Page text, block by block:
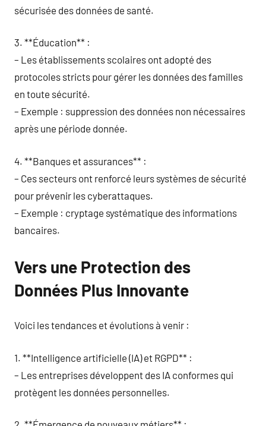
sécurisée des données de santé.
3. **Éducation** :
– Les établissements scolaires ont adopté des
protocoles stricts pour gérer les données des familles
en toute sécurité.
– Exemple : suppression des données non nécessaires
après une période donnée.
4. **Banques et assurances** :
– Ces secteurs ont renforcé leurs systèmes de sécurité
pour prévenir les cyberattaques.
– Exemple : cryptage systématique des informations
bancaires.
Vers une Protection des
Données Plus Innovante
Voici les tendances et évolutions à venir :
1. **Intelligence artificielle (IA) et RGPD** :
– Les entreprises développent des IA conformes qui
protègent les données personnelles.